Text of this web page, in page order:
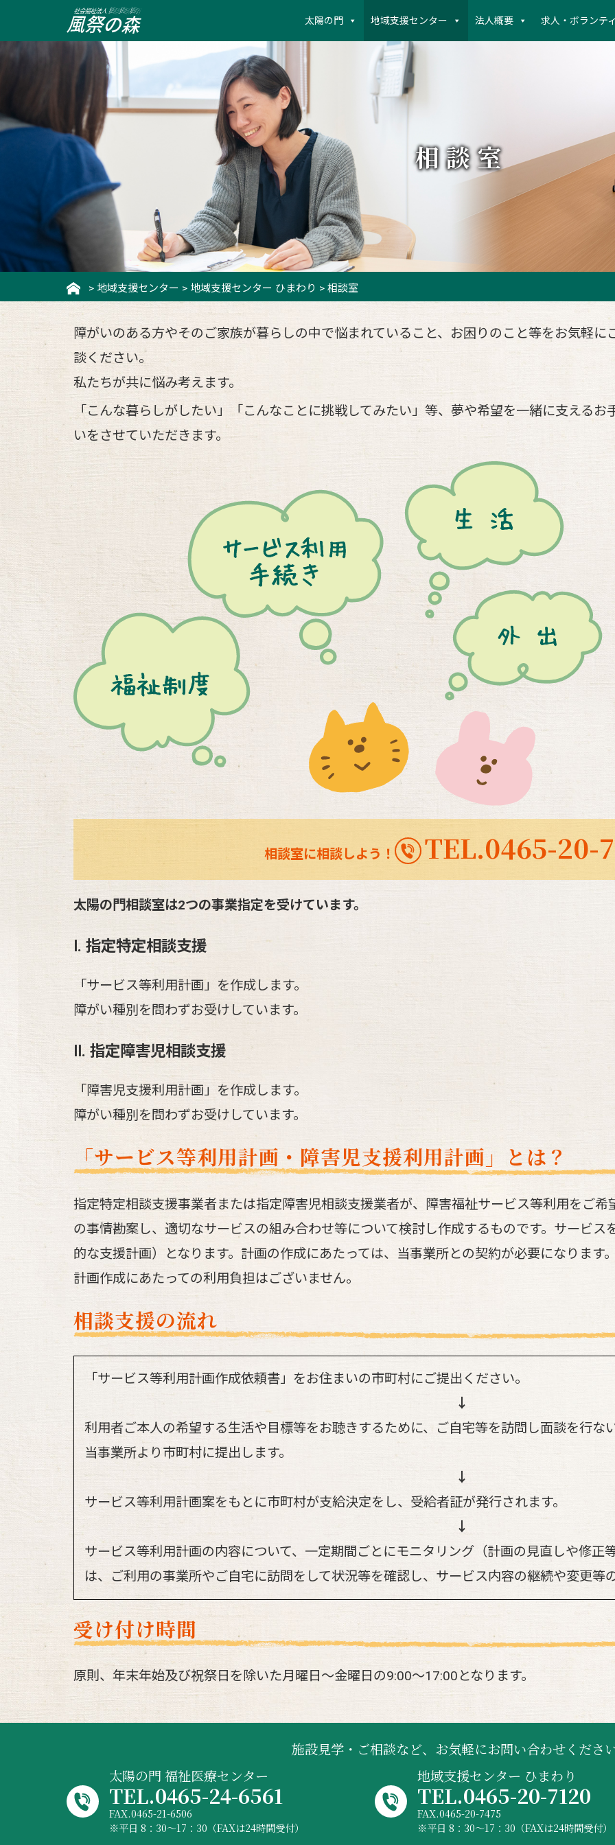
太陽の門 地域支援センター 法人概要 求人・ボランテ
相談室
> 地域支援センター > 地域支援センター ひまわり > 相談室
障がいのある方やそのご家族が暮らしの中で悩まれていること、お困りのこと等をお気軽に
談ください。
私たちが共に悩み考えます。
「こんな暮らしがしたい」「こんなことに挑戦してみたい」等、夢や希望を一緒に支えるお
いをさせていただきます。
相談室に相談しよう！ TEL.0465-20-
太陽の門相談室は2つの事業指定を受けています。
Ⅰ. 指定特定相談支援
「サービス等利用計画」を作成します。
障がい種別を問わずお受けしています。
Ⅱ. 指定障害児相談支援
「障害児支援利用計画」を作成します。
障がい種別を問わずお受けしています。
「サービス等利用計画・障害児支援利用計画」とは？
指定特定相談支援事業者または指定障害児相談支援業者が、障害福祉サービス等利用をご
の事情勘案し、適切なサービスの組み合わせ等について検討し作成するものです。サービ
的な支援計画）となります。計画の作成にあたっては、当事業所との契約が必要になります
計画作成にあたっての利用負担はございません。
相談支援の流れ
「サービス等利用計画作成依頼書」をお住まいの市町村にご提出ください。
利用者ご本人の希望する生活や目標等をお聴きするために、ご自宅等を訪問し面談を行な
当事業所より市町村に提出します。
サービス等利用計画案をもとに市町村が支給決定をし、受給者証が発行されます。
サービス等利用計画の内容について、一定期間ごとにモニタリング（計画の見直しや修正
は、ご利用の事業所やご自宅に訪問をして状況等を確認し、サービス内容の継続や変更等
受け付け時間
原則、年末年始及び祝祭日を除いた月曜日～金曜日の9:00～17:00となります。
施設見学・ご相談など、 お気軽にお問い合わせくださ
太陽の門 福祉医療センター
TEL.0465-24-6561
FAX.0465-21-6506
平日 8：30～17：30（FAXは24時間受付）
地域支援センター ひまわり
TEL.0465-20-7120
FAX.0465-20-7475
平日 8：30～17：30（FAXは24時間受付）